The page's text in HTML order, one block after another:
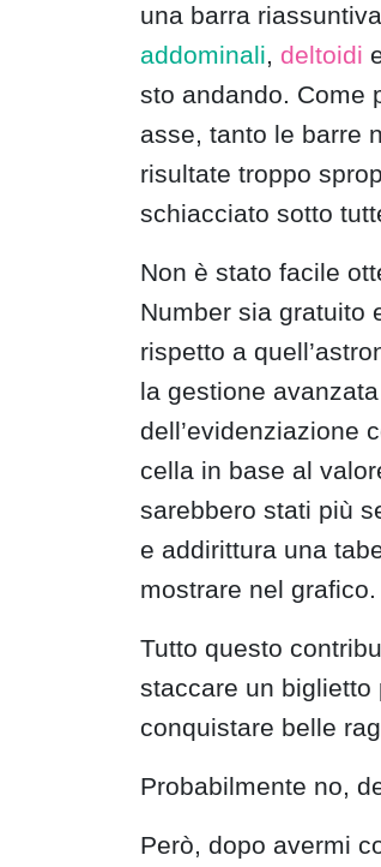
una barra
addominali, deltoidi
sto andando. Come
asse, tanto le barre
risultate troppo
schiacciato sotto
Non è stato facile
Number sia gratuito
rispetto a
la gestione
dell’evidenziazione
cella in base al
sarebbero stati più
e addirittura una
mostrare nel grafico.
Tutto questo
staccare un biglietto
conquistare belle
Probabilmente no,
Però, dopo avermi